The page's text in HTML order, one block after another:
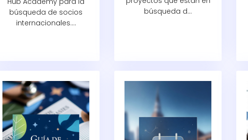
búsqueda de socios
internacionales....
búsqueda d...